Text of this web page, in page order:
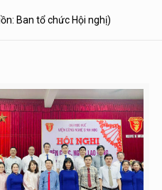
Ban tổ chức Hội nghị)